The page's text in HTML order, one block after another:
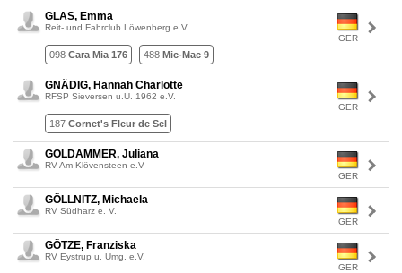
GER
GLAS, Emma
Reit- und Fahrclub Löwenberg e.V.
098 Cara Mia 176 488 Mic-Mac 9
GER
GNÄDIG, Hannah Charlotte
RFSP Sieversen u.U. 1962 e.V.
187 Cornet's Fleur de Sel
GER
GOLDAMMER, Juliana
RV Am Klövensteen e.V
GER
GÖLLNITZ, Michaela
RV Südharz e. V.
GER
GÖTZE, Franziska
RV Eystrup u. Umg. e.V.